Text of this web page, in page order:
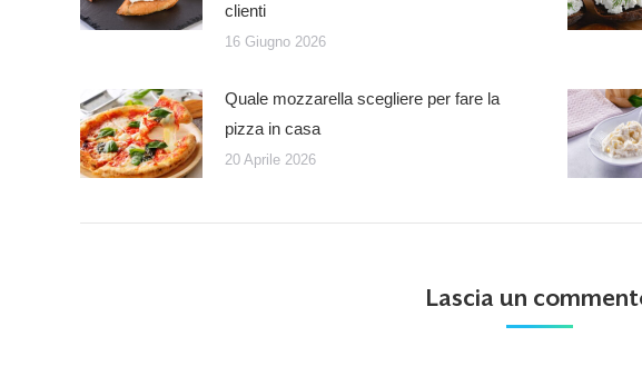
clienti
16 Giugno 2026
Quale mozzarella scegliere per fare la
pizza in casa
20 Aprile 2026
Lascia un